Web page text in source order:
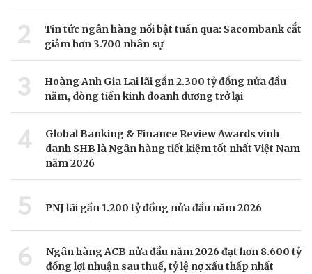
2
Tin tức ngân hàng nổi bật tuần qua: Sacombank cắt
giảm hơn 3.700 nhân sự
3
Hoàng Anh Gia Lai lãi gần 2.300 tỷ đồng nửa đầu
năm, dòng tiền kinh doanh dương trở lại
4
Global Banking & Finance Review Awards vinh
danh SHB là Ngân hàng tiết kiệm tốt nhất Việt Nam
năm 2026
5 PNJ lãi gần 1.200 tỷ đồng nửa đầu năm 2026
6
Ngân hàng ACB nửa đầu năm 2026 đạt hơn 8.600 tỷ
đồng lợi nhuận sau thuế, tỷ lệ nợ xấu thấp nhất